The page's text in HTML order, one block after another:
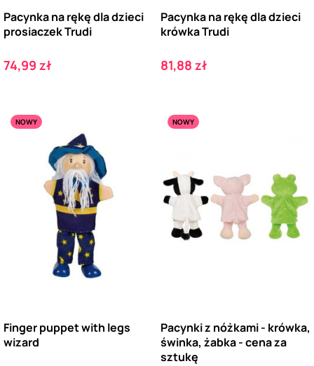
Pacynka na rękę dla dzieci
prosiaczek Trudi
Cena
74,99 zł
Pacynka na rękę dla dzieci
krówka Trudi
Cena
81,88 zł
NOWY
Finger puppet with legs
wizard
NOWY
Pacynki z nóżkami - krówka,
świnka, żabka - cena za
sztukę